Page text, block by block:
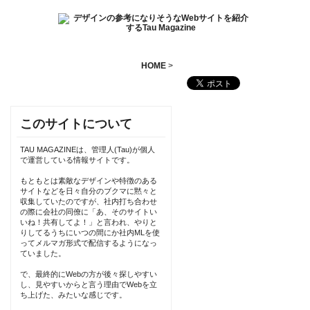
HOME>
このサイトについて
TAU MAGAZINEは、管理人(Tau)が個人
で運営している情報サイトです。
もともとは素敵なデザインや特徴のある
サイトなどを日々自分のブクマに黙々と
収集していたのですが、社内打ち合わせ
の際に会社の同僚に「あ、そのサイトい
いね！共有してよ！」と言われ、やりと
りしてるうちにいつの間にか社内MLを使
ってメルマガ形式で配信するようになっ
ていました。
で、最終的にWebの方が後々探しやすい
し、見やすいからと言う理由でWebを立
ち上げた、みたいな感じです。